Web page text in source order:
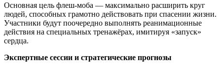
Основная цель флеш-моба — максимально расширить круг
людей, способных грамотно действовать при спасении жизни.
Участники будут поочередно выполнять реанимационные
действия на специальных тренажёрах, имитируя «запуск»
сердца.
Экспертные сессии и стратегические прогнозы